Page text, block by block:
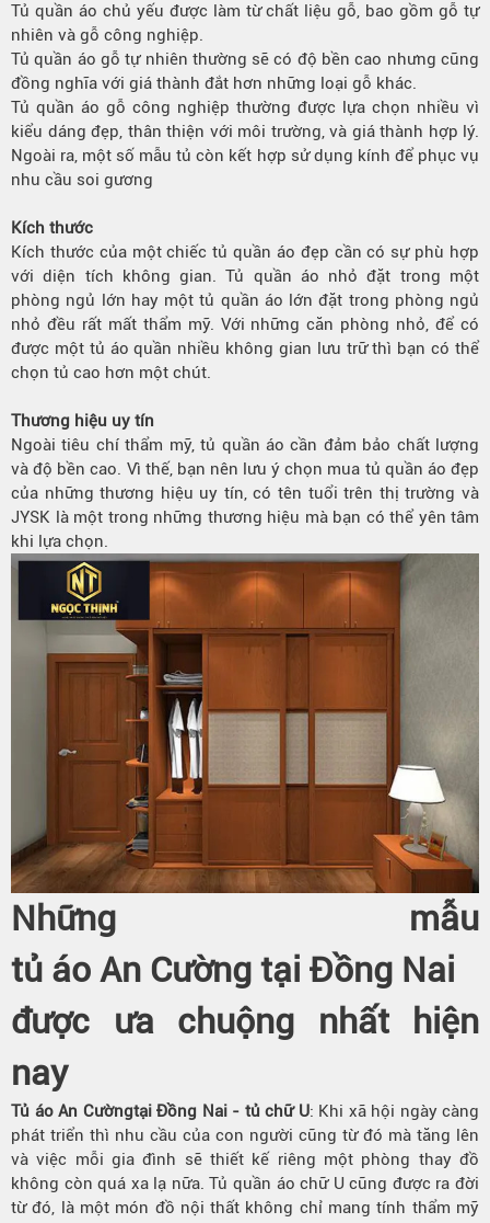
Tủ quần áo chủ yếu được làm từ chất liệu gỗ, bao gồm gỗ tự
nhiên và gỗ công nghiệp.
Tủ quần áo gỗ tự nhiên thường sẽ có độ bền cao nhưng cũng
đồng nghĩa với giá thành đắt hơn những loại gỗ khác.
Tủ quần áo gỗ công nghiệp thường được lựa chọn nhiều vì
kiểu dáng đẹp, thân thiện với môi trường, và giá thành hợp lý.
Ngoài ra, một số mẫu tủ còn kết hợp sử dụng kính để phục vụ
nhu cầu soi gương
Kích thước
Kích thước của một chiếc tủ quần áo đẹp cần có sự phù hợp
với diện tích không gian. Tủ quần áo nhỏ đặt trong một
phòng ngủ lớn hay một tủ quần áo lớn đặt trong phòng ngủ
nhỏ đều rất mất thẩm mỹ. Với những căn phòng nhỏ, để có
được một tủ áo quần nhiều không gian lưu trữ thì bạn có thể
chọn tủ cao hơn một chút.
Thương hiệu uy tín
Ngoài tiêu chí thẩm mỹ, tủ quần áo cần đảm bảo chất lượng
và độ bền cao. Vì thế, bạn nên lưu ý chọn mua tủ quần áo đẹp
của những thương hiệu uy tín, có tên tuổi trên thị trường và
JYSK là một trong những thương hiệu mà bạn có thể yên tâm
khi lựa chọn.
Những mẫu
tủ áo An Cường tại Đồng Nai
được ưa chuộng nhất hiện
nay
Tủ áo An Cườngtại Đồng Nai - tủ chữ U: Khi xã hội ngày càng
phát triển thì nhu cầu của con người cũng từ đó mà tăng lên
và việc mỗi gia đình sẽ thiết kế riêng một phòng thay đồ
không còn quá xa lạ nữa. Tủ quần áo chữ U cũng được ra đời
từ đó, là một món đồ nội thất không chỉ mang tính thẩm mỹ